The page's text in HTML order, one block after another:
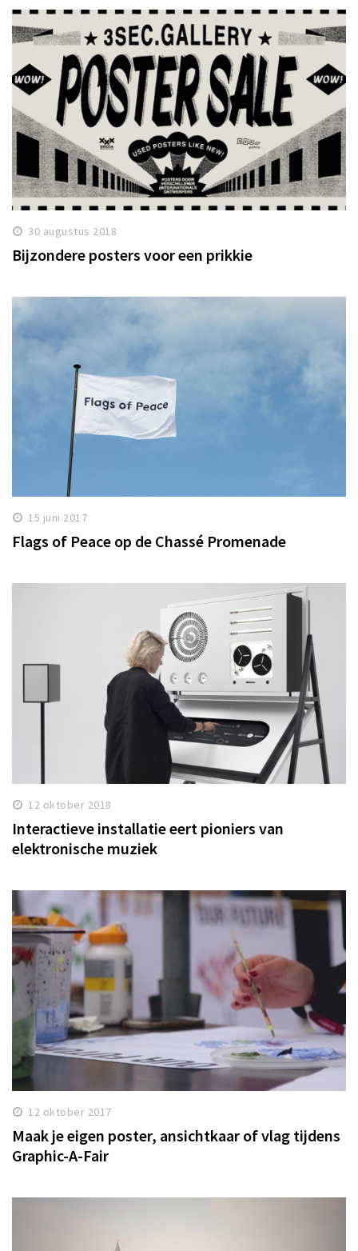
30 augustus 2018
Bijzondere posters voor een prikkie
15 juni 2017
Flags of Peace op de Chassé Promenade
12 oktober 2018
Interactieve installatie eert pioniers van
elektronische muziek
12 oktober 2017
Maak je eigen poster, ansichtkaar of vlag tijdens
Graphic-A-Fair